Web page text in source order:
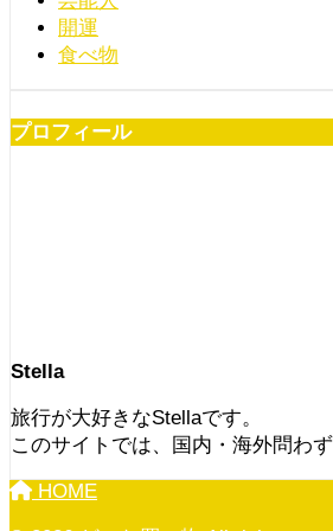
開運
食べ物
プロフィール
Stella
旅行が大好きなStellaです。
このサイトでは、国内・海外問わ
HOME